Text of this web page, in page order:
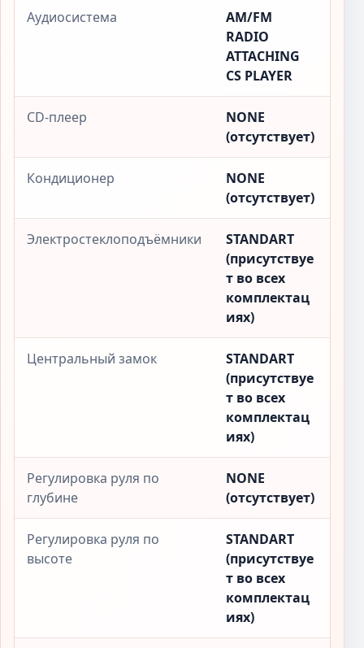
Аудиосистема
AM/FM
RADIO
ATTACHING
CS PLAYER
CD-плеер
NONE
(отсутствует)
Кондиционер
NONE
(отсутствует)
Электростеклоподъёмники
STANDART
(присутствуе
т во всех
комплектац
иях)
Центральный замок
STANDART
(присутствуе
т во всех
комплектац
иях)
Регулировка руля по
глубине
NONE
(отсутствует)
Регулировка руля по
высоте
STANDART
(присутствуе
т во всех
комплектац
иях)